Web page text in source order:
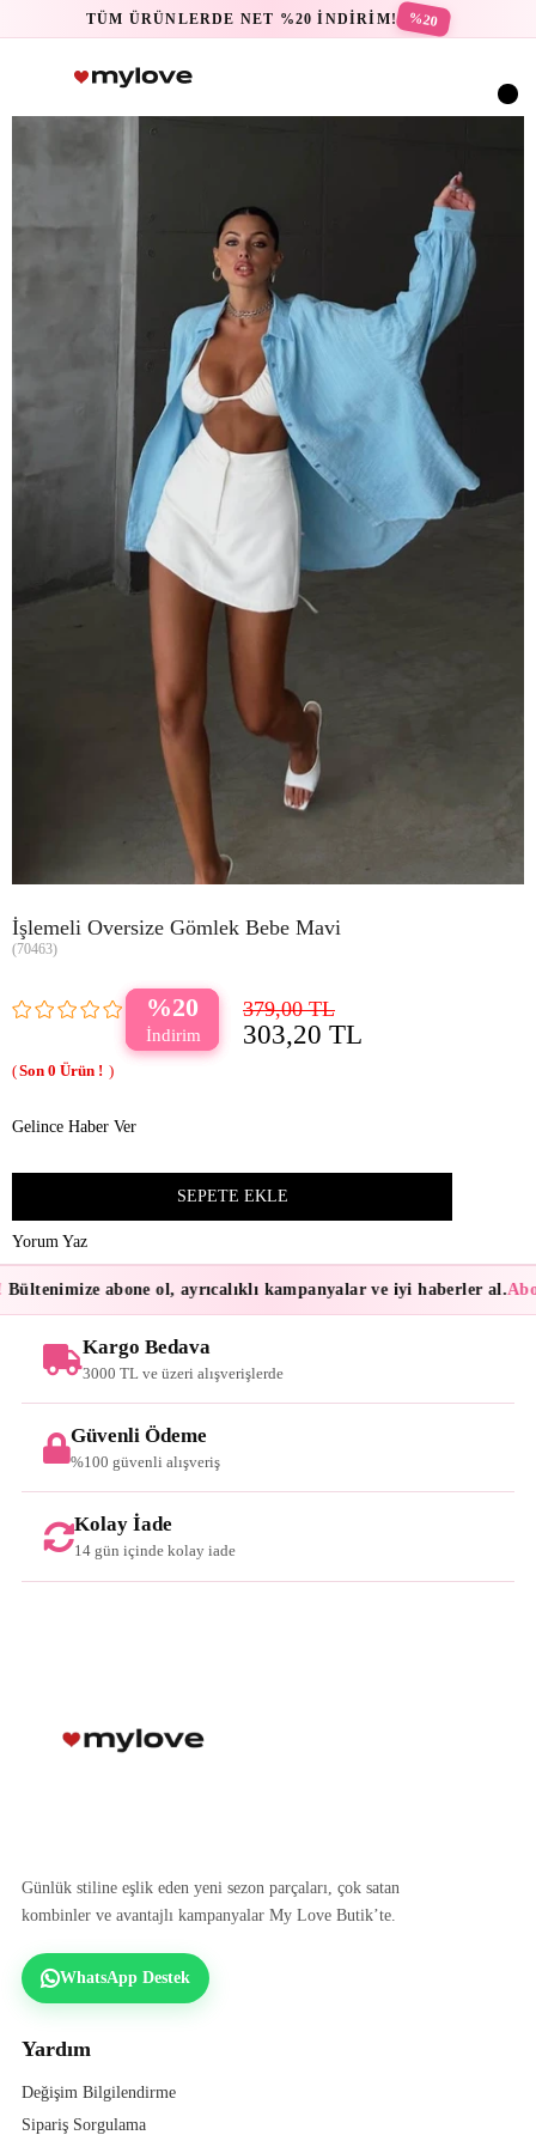
TÜM ÜRÜNLERDE NET %20 İNDİRİM! %20
İşlemeli Oversize Gömlek Bebe Mavi
(70463)
20 379,00 TL
303,20 TL
0
Gelince Haber Ver
Yorum Yaz
Bültenimize abone ol, ayrıcalıklı kampanyalar ve iyi haberler al.
Kargo Bedava
3000 TL ve üzeri alışverişlerde
Güvenli Ödeme
%100 güvenli alışveriş
Kolay İade
14 gün içinde kolay iade
Günlük stiline eşlik eden yeni sezon parçaları, çok satan
kombinler ve avantajlı kampanyalar My Love Butik’te.
WhatsApp Destek
Yardım
Değişim Bilgilendirme
Sipariş Sorgulama